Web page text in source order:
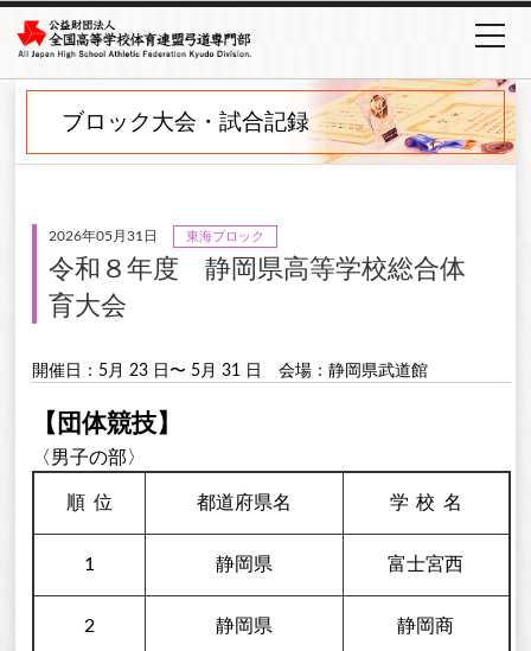
ブロック大会・試合記録
2026年05月31日 東海ブロック
令和８年度 静岡県高等学校総合体
育大会
開催日：5月 23 日〜 5月 31 日 会場：静岡県武道館
【団体競技】
〈男子の部〉
順 位 都道府県名 学校 名
1 静岡県 富士宮西
2 静岡県 静岡商